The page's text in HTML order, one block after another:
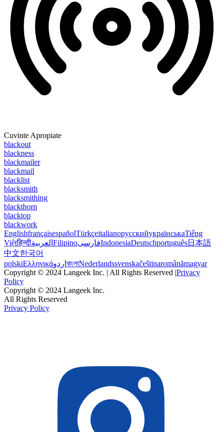
Cuvinte Apropiate
blackout
blackness
blackmailer
blackmail
blacklist
blacksmith
blacksmithing
blackthorn
blacktop
blackwork
EnglishfrançaisespañolTürkçeitalianoрусскийукраїнськаTiếng
Việtहिन्दीالعربية FilipinoفارسیIndonesiaDeutschportuguês日本語
中文한국어
polskiΕλληνικάاردو বাংলাNederlandssvenskačeštinaromânămagyar
Copyright © 2024 Langeek Inc. | All Rights Reserved |Privacy
Policy
Copyright © 2024 Langeek Inc.
All Rights Reserved
Privacy Policy